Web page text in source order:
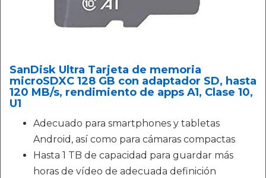
SanDisk Ultra Tarjeta de memoria
microSDXC 128 GB con adaptador SD, hasta
120 MB/s, rendimiento de apps A1, Clase 10,
U1
Adecuado para smartphones y tabletas
Android, así como para cámaras compactas
Hasta 1 TB de capacidad para guardar más
horas de vídeo de adecuada definición